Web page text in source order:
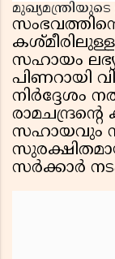
സഹായം
പിണറായി
നിർദ്ദേശം
സഹായവും
സർക്കാർ